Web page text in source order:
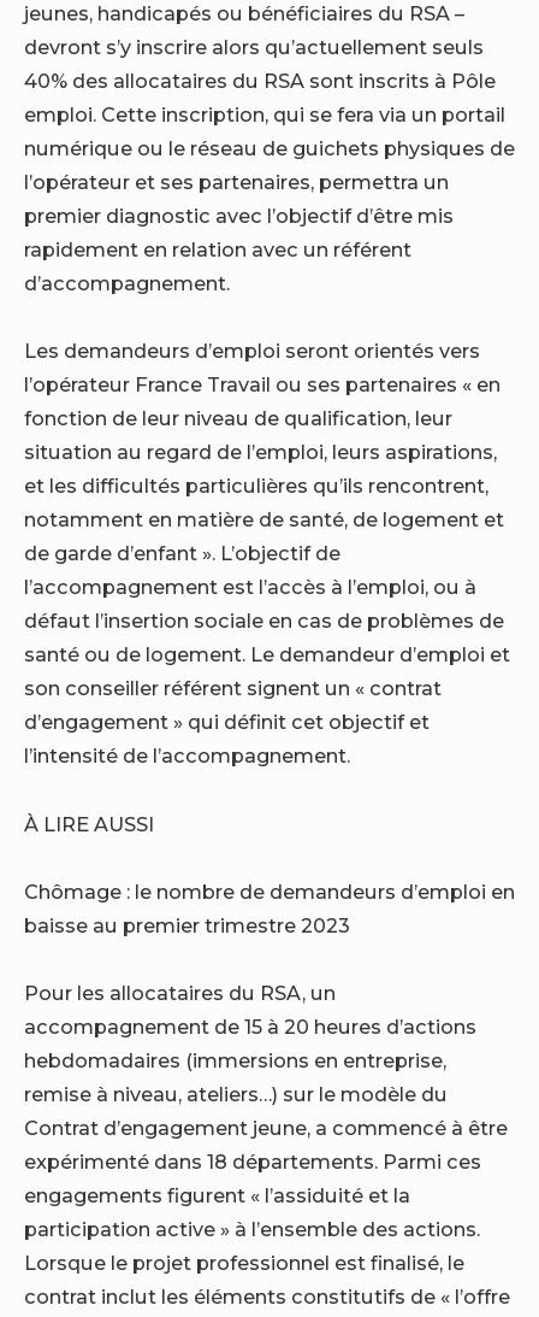
jeunes, handicapés ou bénéficiaires du RSA –
devront s’y inscrire alors qu’actuellement seuls
40% des allocataires du RSA sont inscrits à Pôle
emploi. Cette inscription, qui se fera via un portail
numérique ou le réseau de guichets physiques de
l’opérateur et ses partenaires, permettra un
premier diagnostic avec l’objectif d’être mis
rapidement en relation avec un référent
d’accompagnement.
Les demandeurs d’emploi seront orientés vers
l’opérateur France Travail ou ses partenaires « en
fonction de leur niveau de qualification, leur
situation au regard de l’emploi, leurs aspirations,
et les difficultés particulières qu’ils rencontrent,
notamment en matière de santé, de logement et
de garde d’enfant ». L’objectif de
l’accompagnement est l’accès à l’emploi, ou à
défaut l’insertion sociale en cas de problèmes de
santé ou de logement. Le demandeur d’emploi et
son conseiller référent signent un « contrat
d’engagement » qui définit cet objectif et
l’intensité de l’accompagnement.
À LIRE AUSSI
Chômage : le nombre de demandeurs d’emploi en
baisse au premier trimestre 2023
Pour les allocataires du RSA, un
accompagnement de 15 à 20 heures d’actions
hebdomadaires (immersions en entreprise,
remise à niveau, ateliers…) sur le modèle du
Contrat d’engagement jeune, a commencé à être
expérimenté dans 18 départements. Parmi ces
engagements figurent « l’assiduité et la
participation active » à l’ensemble des actions.
Lorsque le projet professionnel est finalisé, le
contrat inclut les éléments constitutifs de « l’offre